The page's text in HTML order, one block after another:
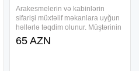
Arakesmelerin və kabinlərin
sifarişi müxtəlif məkanlara uyğun
həllərlə təqdim olunur. Müştərinin
istəyinə uyğun bütün növ
arakəsmə və kabin seçimləri
65 AZN